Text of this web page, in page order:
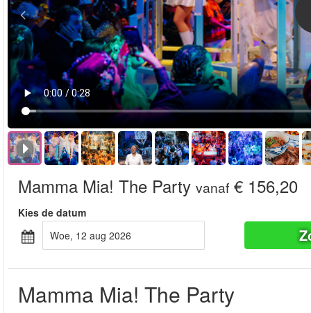
Mamma Mia! The Party vanaf € 156,20
Kies de datum
woe, 12 aug 2026
Mamma Mia! The Party